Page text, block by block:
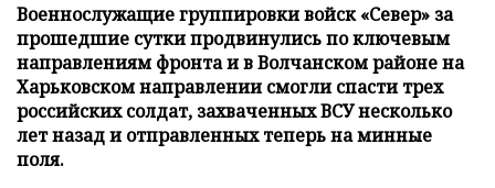
Военнослужащие группировки войск «Север» за
прошедшие сутки продвинулись по ключевым
направлениям фронта и в Волчанском районе на
Харьковском направлении смогли спасти трех
российских солдат, захваченных ВСУ несколько
лет назад и отправленных теперь на минные
поля.